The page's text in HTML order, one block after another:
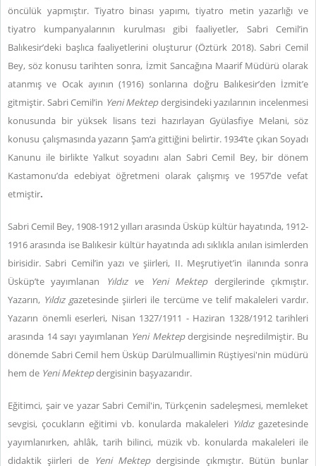
öncülük yapmıştır. Tiyatro binası yapımı, tiyatro metin yazarlığı ve
tiyatro kumpanyalarının kurulması gibi faaliyetler, Sabri Cemil’in
Balıkesir’deki başlıca faaliyetlerini oluşturur (Öztürk 2018). Sabri Cemil
Bey, söz konusu tarihten sonra, İzmit Sancağına Maarif Müdürü olarak
atanmış ve Ocak ayının (1916) sonlarına doğru Balıkesir’den İzmit’e
gitmiştir. Sabri Cemil’in Yeni Mektepdergisindeki yazılarının incelenmesi
konusunda bir yüksek lisans tezi hazırlayan Gyülasfiye Melani, söz
konusu çalışmasında yazarın Şam’a gittiğini belirtir. 1934’te çıkan Soyadı
Kanunu ile birlikte Yalkut soyadını alan Sabri Cemil Bey, bir dönem
Kastamonu’da edebiyat öğretmeni olarak çalışmış ve 1957’de vefat
etmiştir.
Sabri Cemil Bey, 1908-1912 yılları arasında Üsküp kültür hayatında, 1912-
1916 arasında ise Balıkesir kültür hayatında adı sıklıkla anılan isimlerden
birisidir. Sabri Cemil’in yazı ve şiirleri, II. Meşrutiyet’in ilanında sonra
Üsküp’te yayımlanan
Yıldız ve Yeni Mektepdergilerinde çıkmıştır.
Yazarın, Yıldız gazetesinde şiirleri ile tercüme ve telif makaleleri vardır.
Yazarın önemli eserleri, Nisan 1327/1911 - Haziran 1328/1912 tarihleri
arasında 14 sayı yayımlanan Yeni Mektepdergisinde neşredilmiştir. Bu
dönemde Sabri Cemil hem Üsküp Darülmuallimin Rüştiyesi'nin müdürü
hem de Yeni Mektepdergisinin başyazarıdır.
Eğitimci, şair ve yazar Sabri Cemil'in, Türkçenin sadeleşmesi, memleket
sevgisi, çocukların eğitimi vb. konularda makaleleri Yıldız gazetesinde
yayımlanırken, ahlâk, tarih bilinci, müzik vb. konularda makaleleri ile
didaktik şiirleri de Yeni Mektepdergisinde çıkmıştır. Bütün bunlar